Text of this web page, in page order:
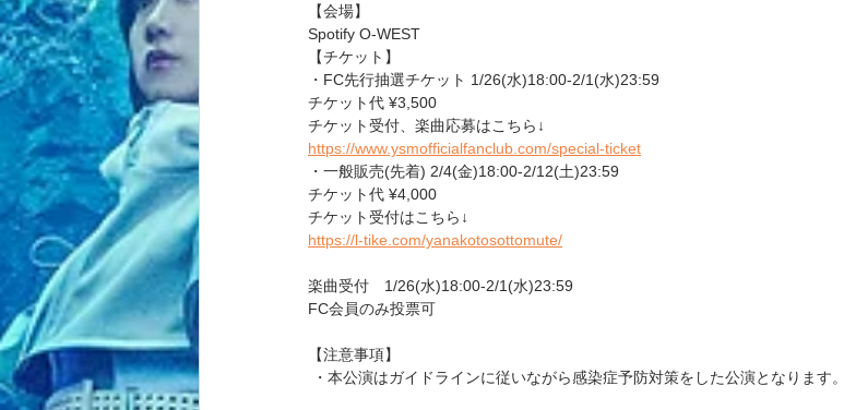
【会場】
Spotify O-WEST
【チケット】
・FC先行抽選チケット 1/26(水)18:00-2/1(水)23:59
チケット代 ¥3,500
チケット受付、楽曲応募はこちら↓
https://www.ysmofficialfanclub.com/special-ticket
・一般販売(先着) 2/4(金)18:00-2/12(土)23:59
チケット代 ¥4,000
チケット受付はこちら↓
https://l-tike.com/yanakotosottomute/
楽曲受付　1/26(水)18:00-2/1(水)23:59
FC会員のみ投票可
【注意事項】
・本公演はガイドラインに従いながら感染症予防対策をした公演となります。